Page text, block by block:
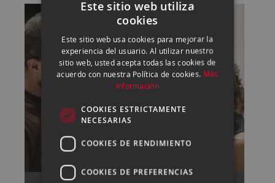
ENGLISH
CATALAN
Este sitio web utiliza
cookies
Este sitio web usa cookies para mejorar la
experiencia del usuario. Al utilizar nuestro
sitio web, usted acepta todas las cookies de
acuerdo con nuestra Política de cookies. Más
información
COOKIES ESTRICTAMENTE
NECESARIAS
COOKIES DE RENDIMIENTO
COOKIES DE PREFERENCIAS